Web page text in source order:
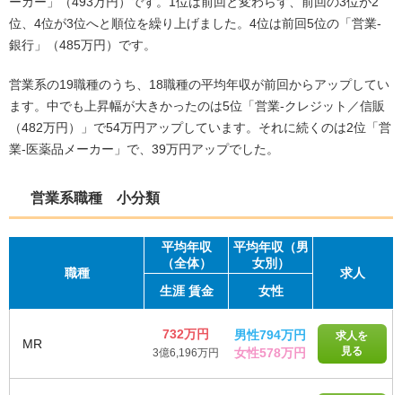
位、4位が3位へと順位を繰り上げました。4位は前回5位の「営業‐
銀行」（485万円）です。
営業系の19職種のうち、18職種の平均年収が前回からアップしてい
ます。中でも上昇幅が大きかったのは5位「営業‐クレジット／信販
（482万円）」で54万円アップしています。それに続くのは2位「営
業‐医薬品メーカー」で、39万円アップでした。
営業系職種 小分類
職種
平均年収
（全体）
平均年収（男
女別）
求人
生涯賃金 女性
MR
732万円
3億6,196万円
男性794万円
女性578万円
求人を
見る